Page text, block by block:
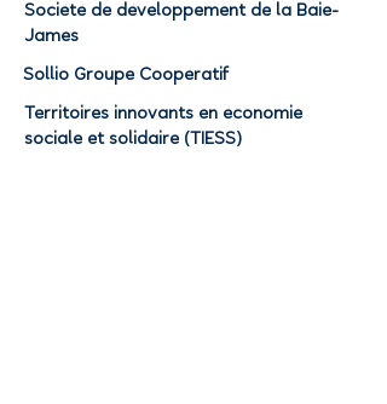
Société de développement de la Baie-
James
Sollio Groupe Coopératif
Territoires innovants en économie
sociale et solidaire (TIESS)